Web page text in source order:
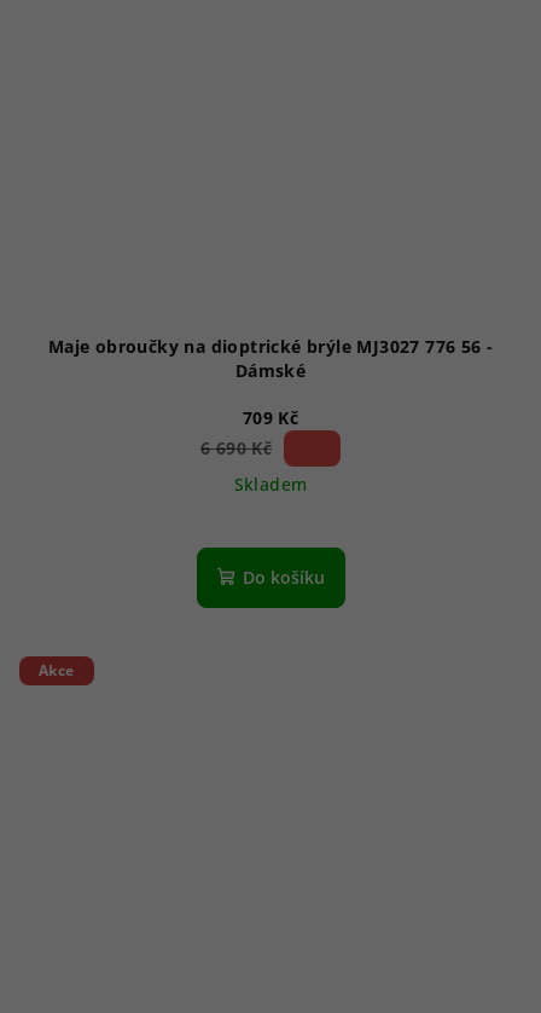
Maje obroučky na dioptrické brýle MJ3027 776 56 -
Dámské
709 Kč
6 690 Kč
Skladem
Do košíku
Akce